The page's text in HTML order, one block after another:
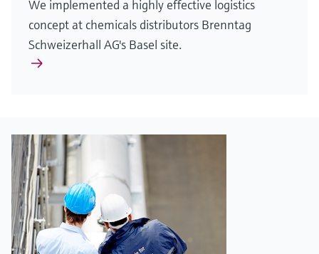
We implemented a highly effective logistics
concept at chemicals distributors Brenntag
Schweizerhall AG's Basel site.